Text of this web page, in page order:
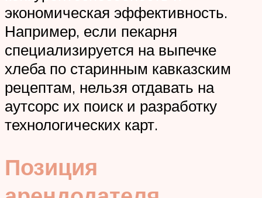
экономическая эффективность.
Например, если пекарня
специализируется на выпечке
хлеба по старинным кавказским
рецептам, нельзя отдавать на
аутсорс их поиск и разработку
технологических карт.
Позиция